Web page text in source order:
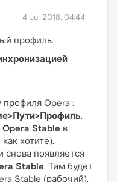
4 Jul 2018, 04:44
профиль.
Opera :
.
Opera Stable в
хотите).
появляется
Stable. Там будет
Stable (рабочий).